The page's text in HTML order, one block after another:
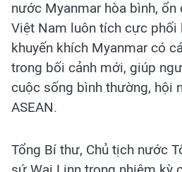
nước Myanmar hòa bình, ổn
Việt Nam luôn tích cực phối
khuyến khích Myanmar có
trong bối cảnh mới, giúp
cuộc sống bình thường, hội
ASEAN.
Tổng Bí thư, Chủ tịch nước